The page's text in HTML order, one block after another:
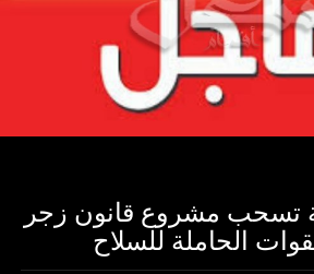
تسحب مشروع قانون زجر
الحاملة للسلاح